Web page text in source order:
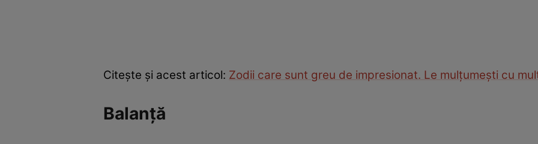
Citește și acest articol: Zodii care sunt greu de impresionat. Le mulțumești cu
Balanță